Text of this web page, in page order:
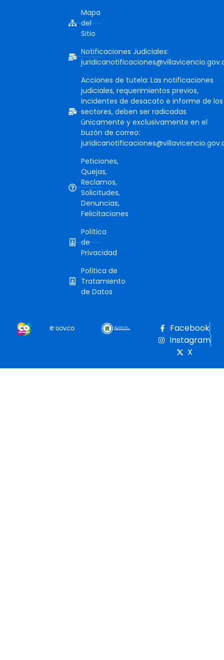
Mapa
del
Sitio
Notificaciones Judiciales:
Acciones de tutela: Las notificaciones
judiciales, requerimientos previos,
incidentes de desacato e informe de los
sectores, deben ser radicadas
únicamente y exclusivamente en el
buzón de correo:
Peticiones,
Quejas,
Reclamos,
Solicitudes,
Denuncias,
Felicitaciones
Política
de
Privacidad
Política de
Tratamiento
de Datos
Facebook
Instagram
X